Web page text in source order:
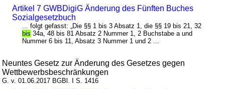
Artikel 7 GWBDigiG Änderung des Fünften Buches
Sozialgesetzbuch
... folgt gefasst: „Die §§ 1 bis 3 Absatz 1, die §§ 19 bis 21, 32
bis 34a, 48 bis 81 Absatz 2 Nummer 1, 2 Buchstabe a und
Nummer 6 bis 11, Absatz 3 Nummer 1 und 2 ...
Neuntes Gesetz zur Änderung des Gesetzes gegen
Wettbewerbsbeschränkungen
G. v. 01.06.2017 BGBl. I S. 1416